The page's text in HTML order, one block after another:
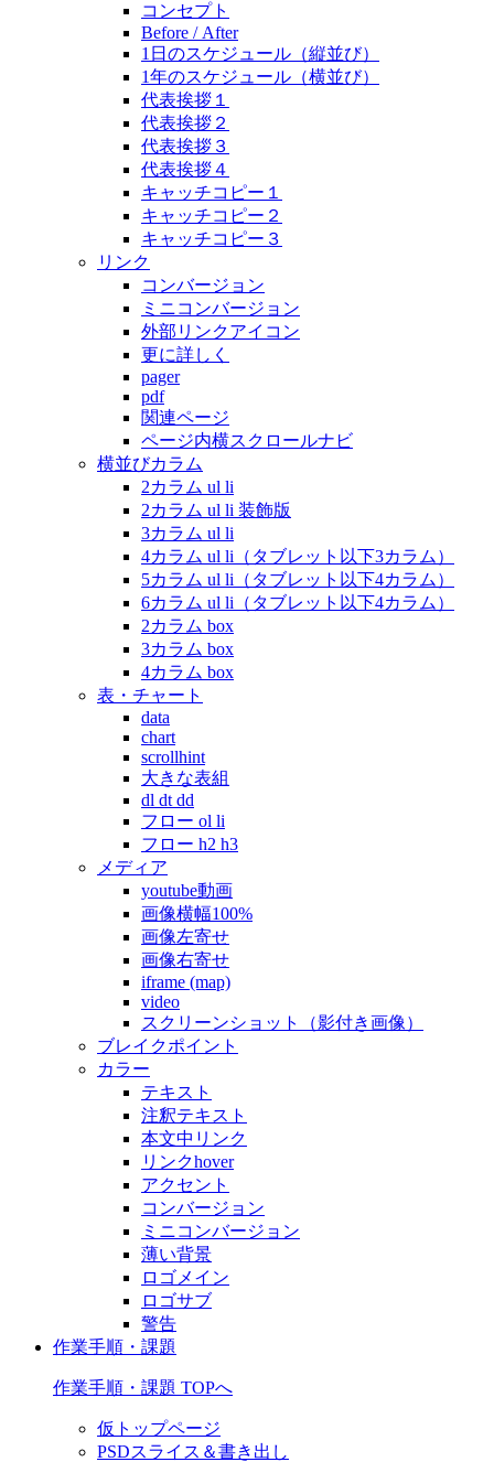
コンセプト
Before / After
1日のスケジュール（縦並び）
1年のスケジュール（横並び）
代表挨拶１
代表挨拶２
代表挨拶３
代表挨拶４
キャッチコピー１
キャッチコピー２
キャッチコピー３
リンク
コンバージョン
ミニコンバージョン
外部リンクアイコン
更に詳しく
pager
pdf
関連ページ
ページ内横スクロールナビ
横並びカラム
2カラム ul li
2カラム ul li 装飾版
3カラム ul li
4カラム ul li（タブレット以下3カラム）
5カラム ul li（タブレット以下4カラム）
6カラム ul li（タブレット以下4カラム）
2カラム box
3カラム box
4カラム box
表・チャート
data
chart
scrollhint
大きな表組
dl dt dd
フロー ol li
フロー h2 h3
メディア
youtube動画
画像横幅100%
画像左寄せ
画像右寄せ
iframe (map)
video
スクリーンショット（影付き画像）
ブレイクポイント
カラー
テキスト
注釈テキスト
本文中リンク
リンクhover
アクセント
コンバージョン
ミニコンバージョン
薄い背景
ロゴメイン
ロゴサブ
警告
作業手順・課題
作業手順・課題 TOPへ
仮トップページ
PSDスライス＆書き出し